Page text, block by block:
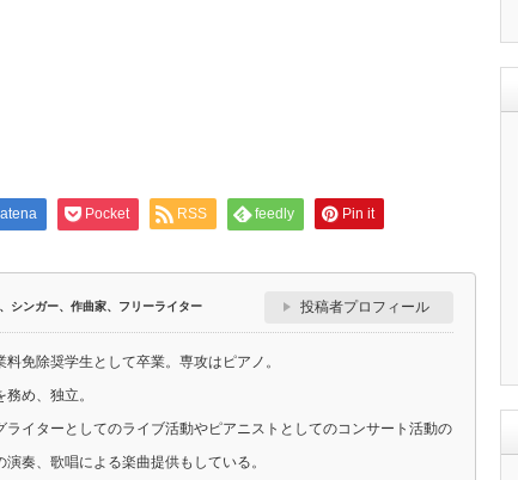
Pocket RSS feedly Pin it
シンガー、作曲家、フリーライター 投稿者プロフィール
免除奨学生として卒業。専攻はピアノ。
め、独立。
ライターとしてのライブ活動やピアニストとしてのコンサート活動の
奏、歌唱による楽曲提供もしている。